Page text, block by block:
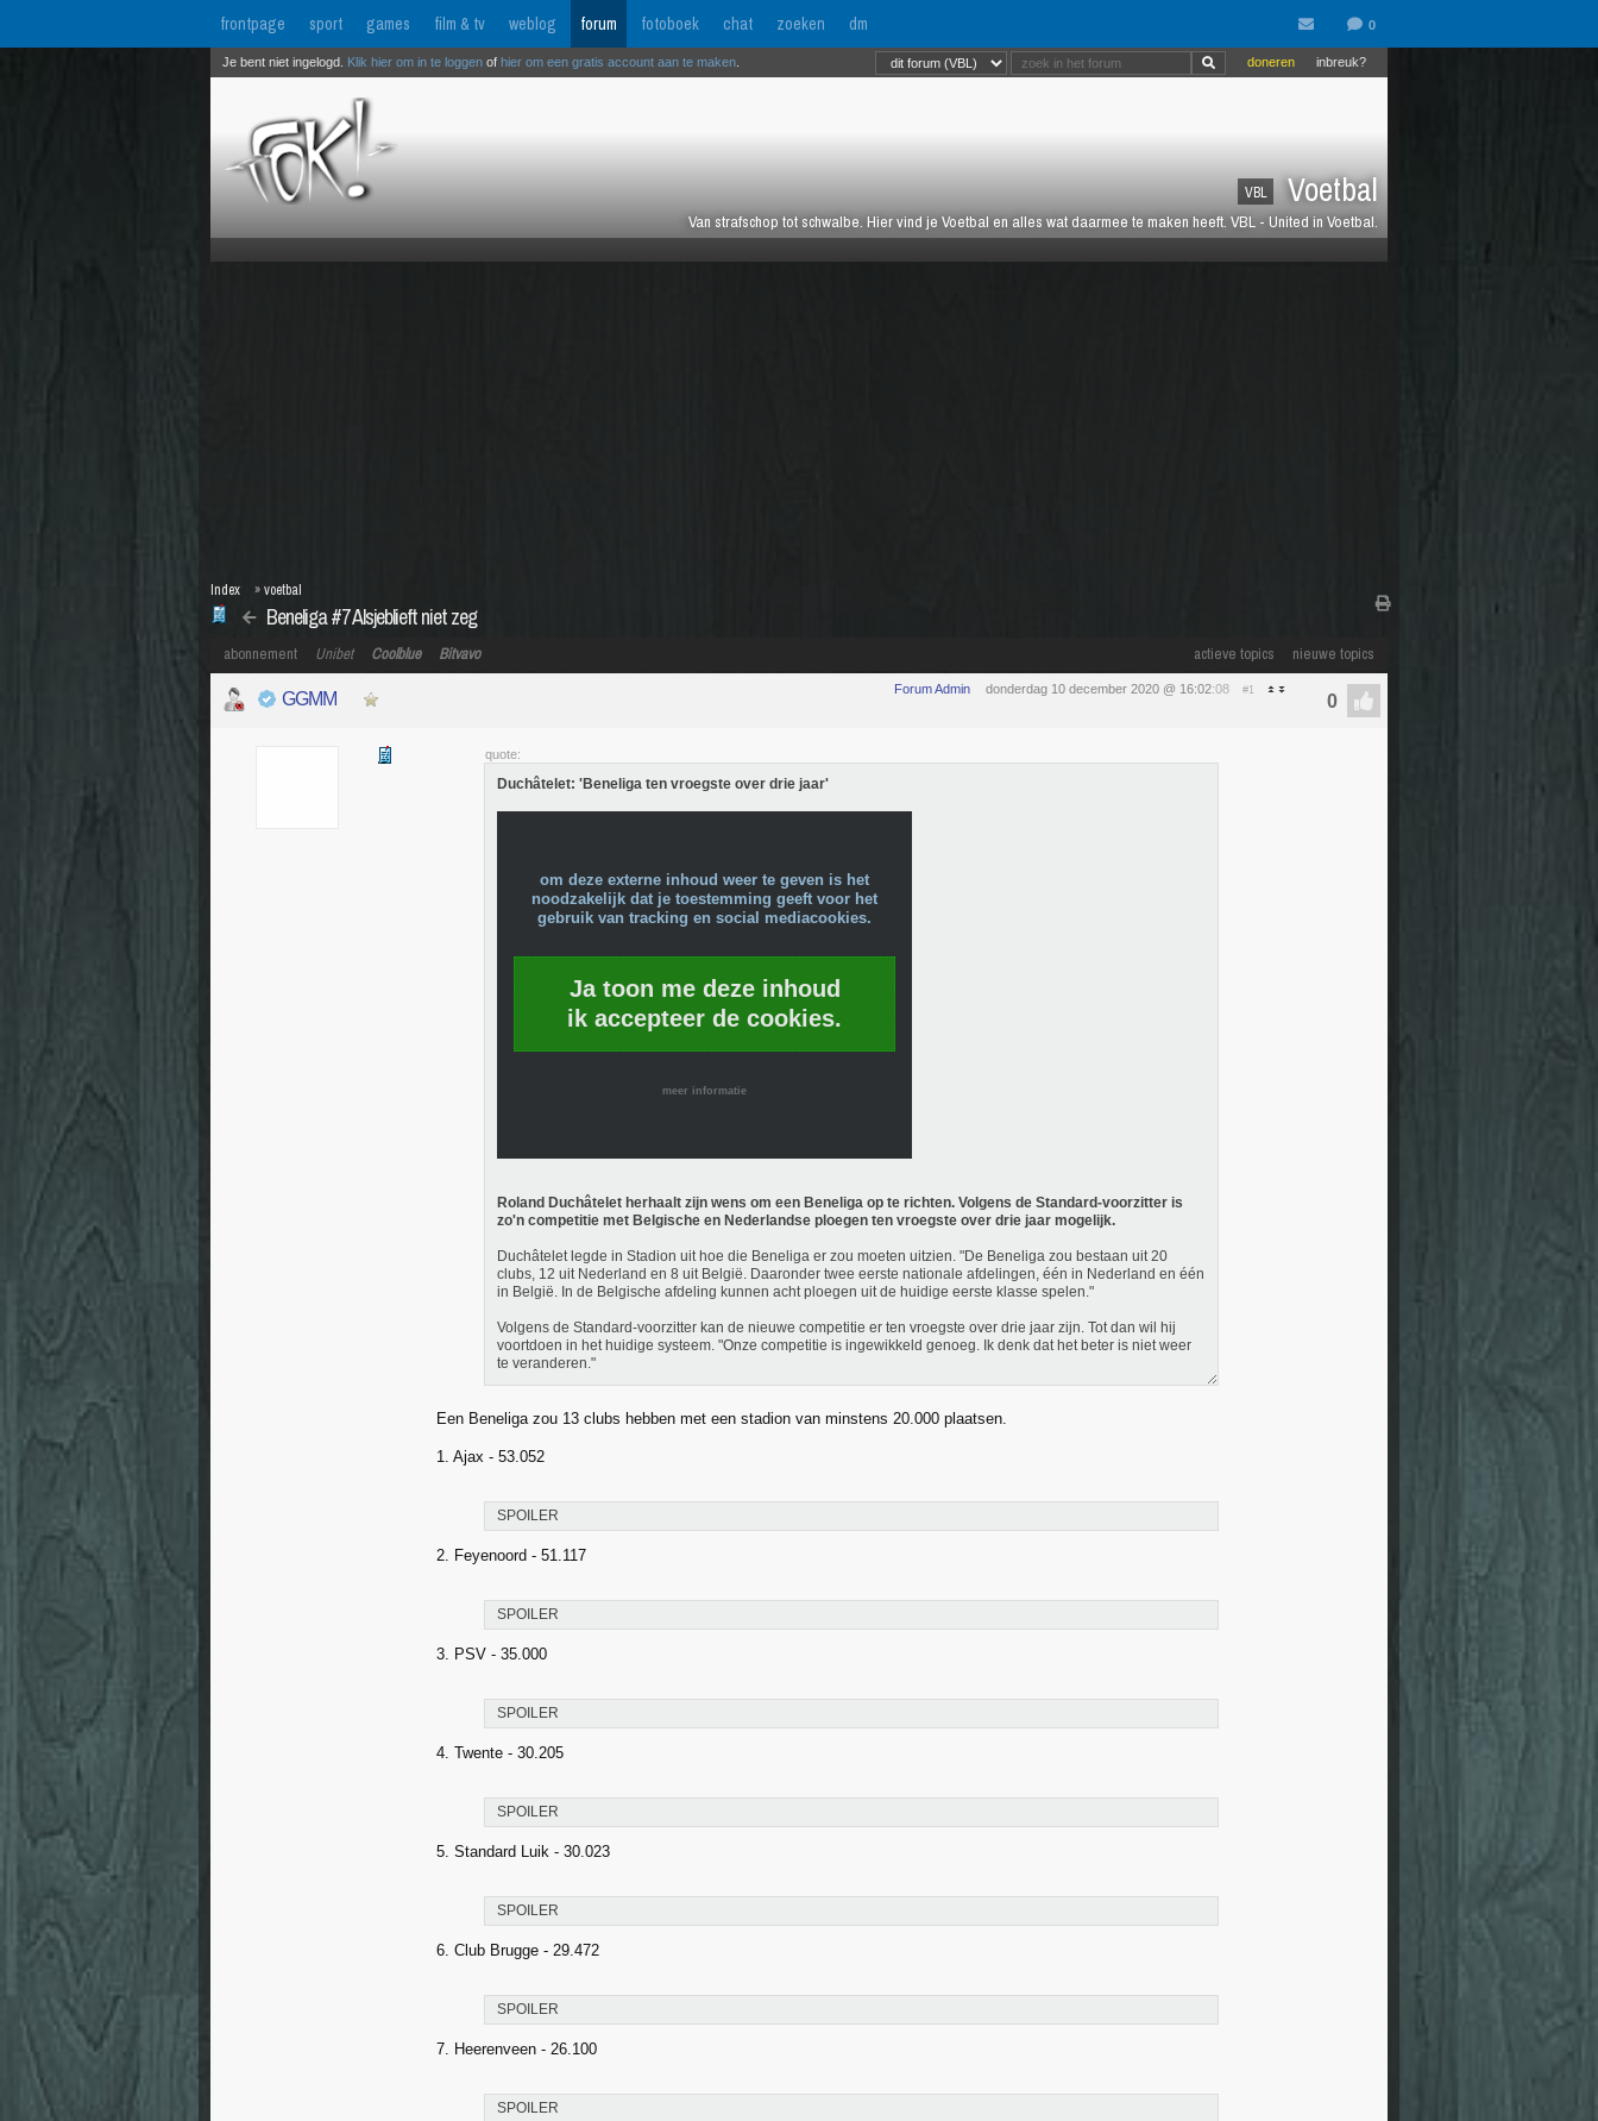
frontpage sport games film & tv weblog forum fotoboek chat zoeken dm
VBL Voetbal
Van strafschop tot schwalbe. Hier vind je Voetbal en alles wat daarmee te maken heeft. VBL - United in Voetbal.
inbreuk?
doneren
Je bent niet ingelogd. Klik hier om in te loggen of hier om een gratis account aan te maken
Beneliga #7 Alsjeblieft niet zeg
Index »voetbal
actieve topics nieuwe topics
abonnement Unibet Coolblue Bitvavo
Forum Admin donderdag 10 december 2020 @ 16:02:08 #1
GGMM
quote:
Duchâtelet: 'Beneliga ten vroegste over drie jaar'
om deze externe inhoud weer te geven is het
noodzakelijk dat je toestemming geeft voor het
gebruik van tracking en social mediacookies.
Ja toon me deze inhoud
ik accepteer de cookies.
meer informatie
Roland Duchâtelet herhaalt zijn wens om een Beneliga op te richten. Volgens de Standard-voorzitter is
zo'n competitie met Belgische en Nederlandse ploegen ten vroegste over drie jaar mogelijk.
Duchâtelet legde in Stadion uit hoe die Beneliga er zou moeten uitzien. "De Beneliga zou bestaan uit 20
clubs, 12 uit Nederland en 8 uit België. Daaronder twee eerste nationale afdelingen, één in Nederland en één
in België. In de Belgische afdeling kunnen acht ploegen uit de huidige eerste klasse spelen."
Volgens de Standard-voorzitter kan de nieuwe competitie er ten vroegste over drie jaar zijn. Tot dan wil hij
voortdoen in het huidige systeem. "Onze competitie is ingewikkeld genoeg. Ik denk dat het beter is niet weer
te veranderen."
Een Beneliga zou 13 clubs hebben met een stadion van minstens 20.000 plaatsen.
1. Ajax - 53.052
SPOILER
2. Feyenoord - 51.117
SPOILER
3. PSV - 35.000
SPOILER
4. Twente - 30.205
SPOILER
5. Standard Luik - 30.023
SPOILER
6. Club Brugge - 29.472
SPOILER
7. Heerenveen - 26.100
SPOILER